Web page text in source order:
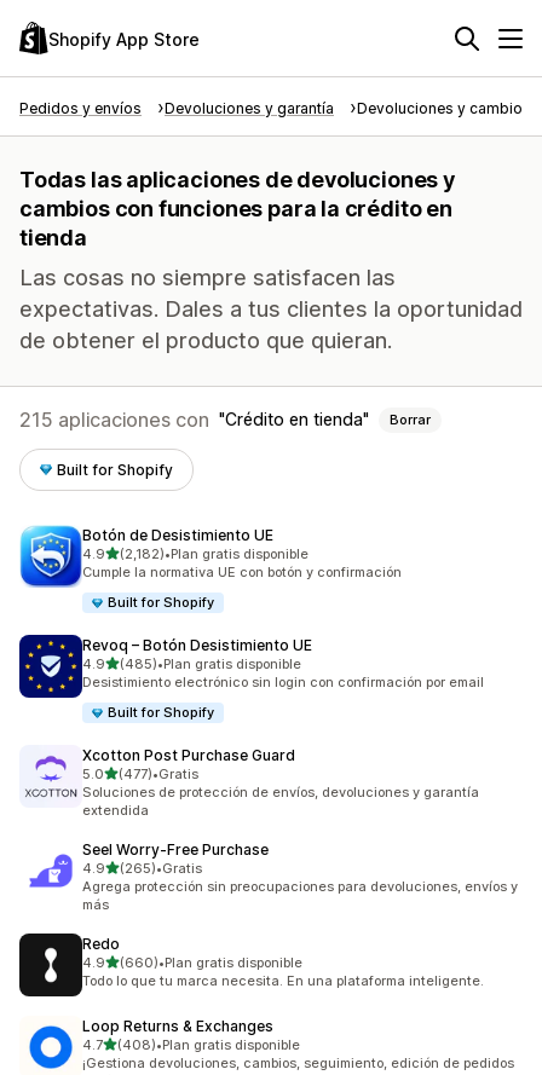
Shopify App Store
Pedidos y envíos Devoluciones y garantía Devoluciones y cambios
Todas las aplicaciones de devoluciones y
cambios con funciones para la crédito en
tienda
Las cosas no siempre satisfacen las
expectativas. Dales a tus clientes la oportunidad
de obtener el producto que quieran.
215 aplicaciones con Crédito en tienda Borrar
Built for Shopify
Botón de Desistimiento UE
4.9de 5 estrellas
(2,182)
2182 reseñas en total
•Plan gratis disponible
Cumple la normativa UE con botón y confirmación
Built for Shopify
Revoq – Botón Desistimiento UE
4.9de 5 estrellas
(485)
485 reseñas en total
•Plan gratis disponible
Desistimiento electrónico sin login con confirmación por email
Built for Shopify
Xcotton Post Purchase Guard
5.0de 5 estrellas
(477)
477 reseñas en total
•Gratis
Soluciones de protección de envíos, devoluciones y garantía
extendida
Seel Worry‑Free Purchase
4.9de 5 estrellas
(265)
265 reseñas en total
•Gratis
Agrega protección sin preocupaciones para devoluciones, envíos y
más
Redo
4.9de 5 estrellas
(660)
660 reseñas en total
•Plan gratis disponible
Todo lo que tu marca necesita. En una plataforma inteligente.
Loop Returns & Exchanges
4.7de 5 estrellas
(408)
408 reseñas en total
•Plan gratis disponible
¡Gestiona devoluciones, cambios, seguimiento, edición de pedidos